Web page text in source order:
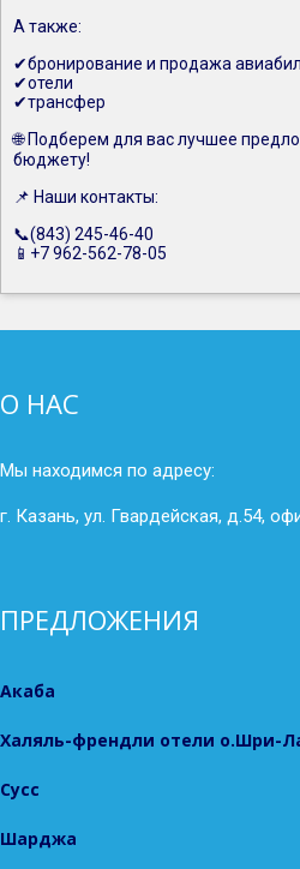
А также:
✔бронирование и продажа
✔отели
✔трансфер
🌐 Подберем для вас лучшее
бюджету!
📌 Наши контакты:
📞(843) 245-46-40
📱+7 962-562-78-05
О НАС
Мы находимся по адресу:
г. Казань, ул. Гвардейская, д.54,
ПРЕДЛОЖЕНИЯ
Акаба
Халяль-френдли отели о.Шри-
Сусс
Шарджа